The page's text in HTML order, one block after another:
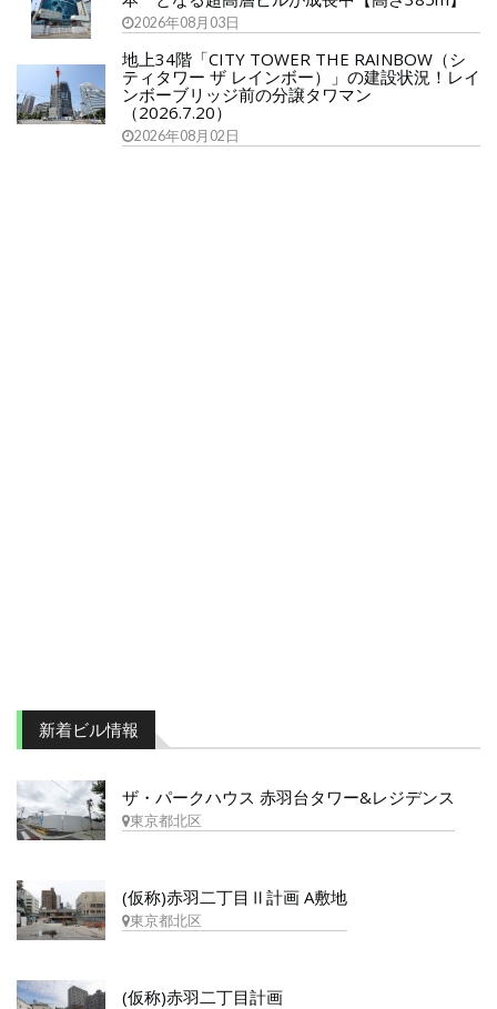
2026年08月03日
地上34階「CITY TOWER THE RAINBOW（シ
ティタワー ザ レインボー）」の建設状況！レイ
ンボーブリッジ前の分譲タワマン
（2026.7.20）
2026年08月02日
新着ビル情報
ザ・パークハウス 赤羽台タワー&レジデンス
東京都北区
(仮称)赤羽二丁目Ⅱ計画 A敷地
東京都北区
(仮称)赤羽二丁目計画